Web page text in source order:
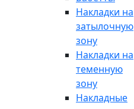
Накладки на
затылочную
зону
Накладки на
теменную
зону
Накладные